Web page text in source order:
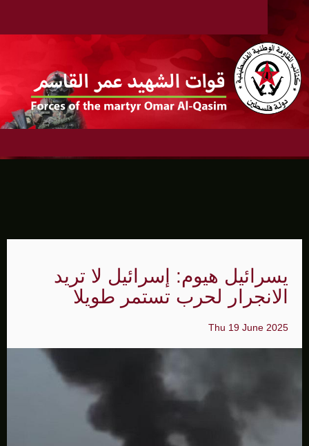
يسرائيل هيوم: إسرائيل لا تريد
الانجرار لحرب تستمر طويلا
Thu 19 June 2025